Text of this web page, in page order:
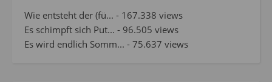
Wie entsteht der (fü... - 167.338 views
Es schimpft sich Put... - 96.505 views
Es wird endlich Somm... - 75.637 views